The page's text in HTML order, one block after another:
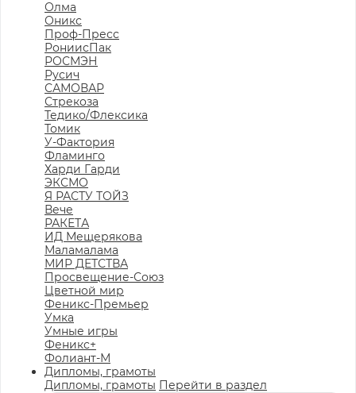
Олма
Оникс
Проф-Пресс
РониисПак
РОСМЭН
Русич
САМОВАР
Стрекоза
Тедико/Флексика
Томик
У-Фактория
Фламинго
Харди Гарди
ЭКСМО
Я РАСТУ ТОЙЗ
Вече
РАКЕТА
ИД Мещерякова
Маламалама
МИР ДЕТСТВА
Просвещение-Союз
Цветной мир
Феникс-Премьер
Умка
Умные игры
Феникс+
Фолиант-М
Дипломы, грамоты
Дипломы, грамоты Перейти в раздел